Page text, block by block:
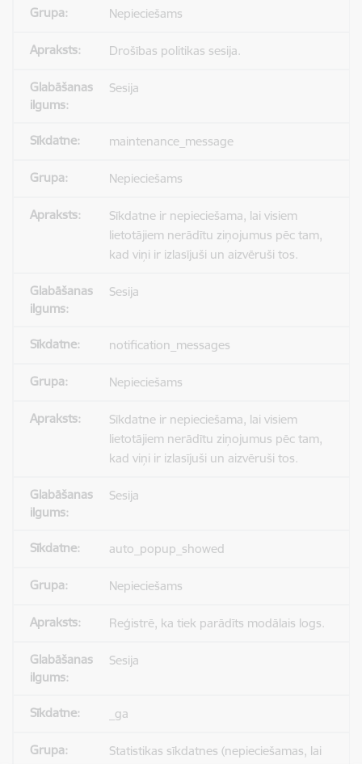
Nepieciešams
Drošības politikas sesija.
Sesija
maintenance_message
Nepieciešams
Sīkdatne ir nepieciešama, lai visiem
lietotājiem nerādītu ziņojumus pēc tam,
kad viņi ir izlasījuši un aizvēruši tos.
Sesija
notification_messages
Nepieciešams
Sīkdatne ir nepieciešama, lai visiem
lietotājiem nerādītu ziņojumus pēc tam,
kad viņi ir izlasījuši un aizvēruši tos.
Sesija
auto_popup_showed
Nepieciešams
Reģistrē, ka tiek parādīts modālais logs.
Sesija
_ga
Statistikas sīkdatnes (nepieciešamas, lai